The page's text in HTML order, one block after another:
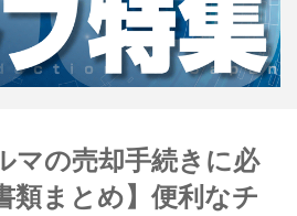
ーツカー買取専門店を利用す
トと、専門店の上手な探し方
お伝えします。 →【スポーツ
マの売却手続きに必
類まとめ】便利なチ